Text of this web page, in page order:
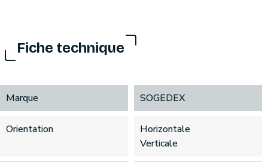
Fiche technique
Marque SOGEDEX
Orientation
Horizontale
Verticale